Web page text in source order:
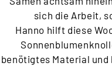
sich die Arbeit,
Hanno hilft diese
benötigtes Material und